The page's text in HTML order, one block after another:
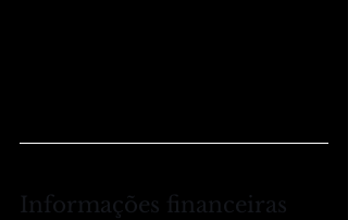
Informações financeiras